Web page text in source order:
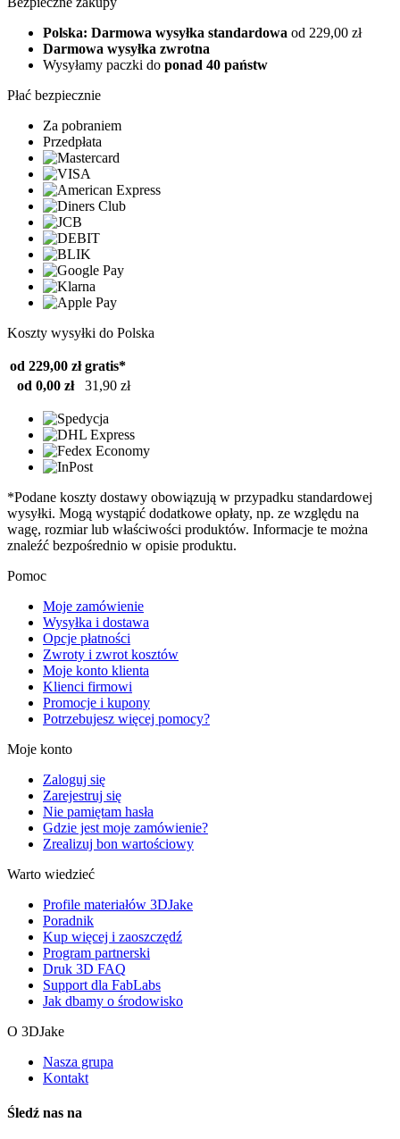
Polska: Darmowa wysyłka standardowa od 229,00 zł
Darmowa wysyłka zwrotna
Wysyłamy paczki do ponad 40 państw
Płać bezpiecznie
Za pobraniem
Przedpłata
Koszty wysyłki do Polska
od 229,00 zł gratis*
od 0,00 zł
31,90 zł
*Podane koszty dostawy obowiązują w przypadku standardowej
wysyłki. Mogą wystąpić dodatkowe opłaty, np. ze względu na
wagę, rozmiar lub właściwości produktów. Informacje te można
znaleźć bezpośrednio w opisie produktu.
Pomoc
Moje zamówienie
Wysyłka i dostawa
Opcje płatności
Zwroty i zwrot kosztów
Moje konto klienta
Klienci firmowi
Promocje i kupony
Potrzebujesz więcej pomocy?
Moje konto
Zaloguj się
Zarejestruj się
Nie pamiętam hasła
Gdzie jest moje zamówienie?
Zrealizuj bon wartościowy
Warto wiedzieć
Profile materiałów 3DJake
Poradnik
Kup więcej i zaoszczędź
Program partnerski
Druk 3D FAQ
Support dla FabLabs
Jak dbamy o środowisko
O 3DJake
Nasza grupa
Kontakt
Śledź nas na